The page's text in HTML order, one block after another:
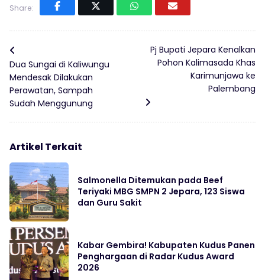
Share:
Dua Sungai di Kaliwungu
Mendesak Dilakukan
Perawatan, Sampah
Sudah Menggunung
Pj Bupati Jepara Kenalkan
Pohon Kalimasada Khas
Karimunjawa ke
Palembang
Artikel Terkait
Salmonella Ditemukan pada Beef
Teriyaki MBG SMPN 2 Jepara, 123 Siswa
dan Guru Sakit
Kabar Gembira! Kabupaten Kudus Panen
Penghargaan di Radar Kudus Award
2026